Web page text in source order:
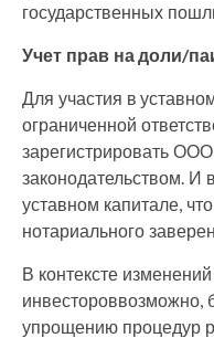
государственных
Учет прав на доли/
Для участия в
ограниченной
зарегистрировать ООО
законодательством. И
уставном капитале,
нотариального
В контексте
инвестороввозможно,
упрощению процедур